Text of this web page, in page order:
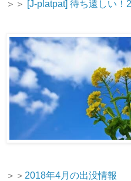
＞＞ [J-platpat] 待ち遠しい！
＞＞ 2018年4月の出没情報